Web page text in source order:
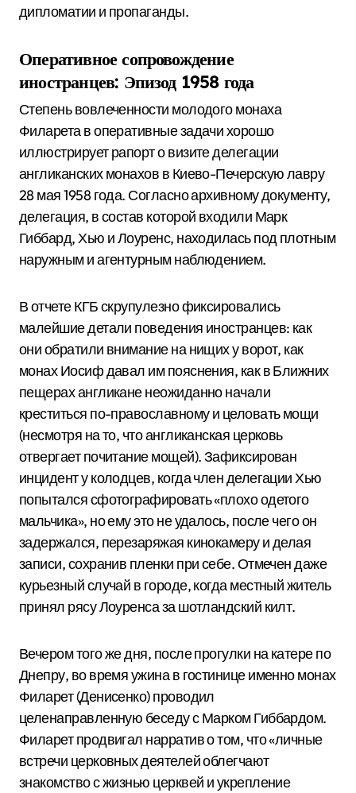
дипломатии и пропаганды.
Оперативное сопровождение
иностранцев: Эпизод 1958 года
Степень вовлеченности молодого монаха
Филарета в оперативные задачи хорошо
иллюстрирует рапорт о визите делегации
англиканских монахов в Киево-Печерскую лавру
28 мая 1958 года. Согласно архивному документу,
делегация, в состав которой входили Марк
Гиббард, Хью и Лоуренс, находилась под плотным
наружным и агентурным наблюдением.
В отчете КГБ скрупулезно фиксировались
малейшие детали поведения иностранцев: как
они обратили внимание на нищих у ворот, как
монах Иосиф давал им пояснения, как в Ближних
пещерах англикане неожиданно начали
креститься по-православному и целовать мощи
(несмотря на то, что англиканская церковь
отвергает почитание мощей).Зафиксирован
инцидент у колодцев, когда член делегации Хью
попытался сфотографировать «плохо одетого
мальчика», но ему это не удалось, после чего он
задержался, перезаряжая кинокамеру и делая
записи, сохранив пленки при себе.Отмечен даже
курьезный случай в городе, когда местный житель
принял рясу Лоуренса за шотландский килт.
Вечером того же дня, после прогулки на катере по
Днепру, во время ужина в гостинице именно монах
Филарет (Денисенко) проводил
целенаправленную беседу с Марком Гиббардом.
Филарет продвигал нарратив о том, что «личные
встречи церковных деятелей облегчают
знакомство с жизнью церквей и укрепление